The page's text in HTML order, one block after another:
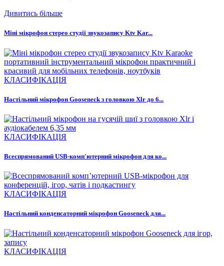
Дивитись більше
Міні мікрофон стерео студії звукозапису Ktv Kar...
КЛАСИФІКАЦІЯ
Настільний мікрофон Gooseneck з головкою Xlr до 6...
КЛАСИФІКАЦІЯ
Всеспрямований USB-комп'ютерний мікрофон для ко...
КЛАСИФІКАЦІЯ
Настільний конденсаторний мікрофон Gooseneck для...
КЛАСИФІКАЦІЯ